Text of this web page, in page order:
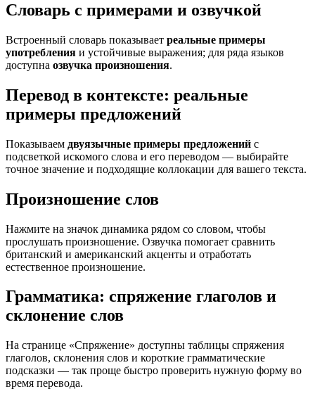
Словарь с примерами и озвучкой
Встроенный словарь показывает реальные примеры
употребления и устойчивые выражения; для ряда языков
доступна озвучка произношения.
Перевод в контексте: реальные
примеры предложений
Показываем двуязычные примеры предложений с
подсветкой искомого слова и его переводом — выбирайте
точное значение и подходящие коллокации для вашего текста.
Произношение слов
Нажмите на значок динамика рядом со словом, чтобы
прослушать произношение. Озвучка помогает сравнить
британский и американский акценты и отработать
естественное произношение.
Грамматика: спряжение глаголов и
склонение слов
На странице «Спряжение» доступны таблицы спряжения
глаголов, склонения слов и короткие грамматические
подсказки — так проще быстро проверить нужную форму во
время перевода.